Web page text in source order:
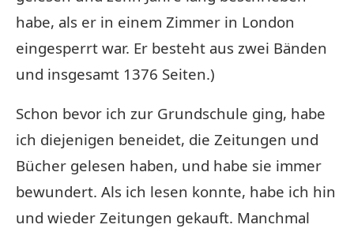
habe, als er in einem Zimmer in London
eingesperrt war. Er besteht aus zwei Bänden
und insgesamt 1376 Seiten.)
Schon bevor ich zur Grundschule ging, habe
ich diejenigen beneidet, die Zeitungen und
Bücher gelesen haben, und habe sie immer
bewundert. Als ich lesen konnte, habe ich hin
und wieder Zeitungen gekauft. Manchmal